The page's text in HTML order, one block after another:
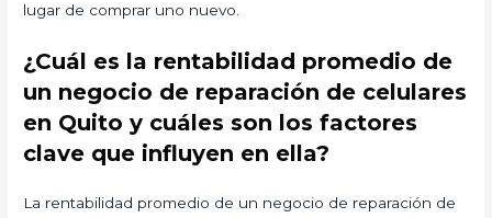
lugar de comprar uno nuevo.
¿Cuál es la rentabilidad promedio de
un negocio de reparación de celulares
en Quito y cuáles son los factores
clave que influyen en ella?
La rentabilidad promedio de un negocio de reparación de